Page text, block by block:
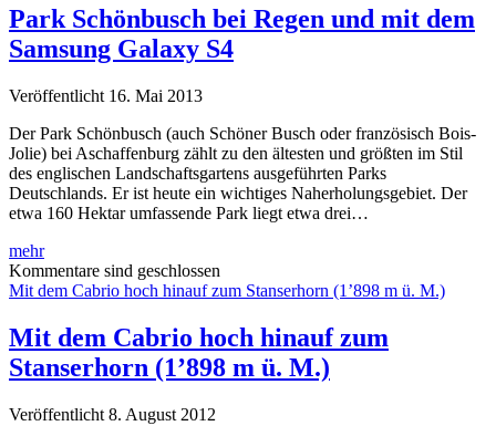
Regen
und
mit
Samsung
S4
Park Schönbusch bei Regen und mit dem
Samsung Galaxy S4
Veröffentlicht 16. Mai 2013
Der Park Schönbusch (auch Schöner Busch oder französisch Bois-
Jolie) bei Aschaffenburg zählt zu den ältesten und größten im Stil
des englischen Landschaftsgartens ausgeführten Parks
Deutschlands. Er ist heute ein wichtiges Naherholungsgebiet. Der
etwa 160 Hektar umfassende Park liegt etwa drei…
mehrPark
Schönbusch
bei
und
mit
dem
Galaxy
Kommentare sind geschlossen
Mit dem Cabrio hoch hinauf zum Stanserhorn (1’898 m ü. M.)
Mit dem Cabrio hoch hinauf zum
Stanserhorn (1’898 m ü. M.)
Veröffentlicht 8. August 2012